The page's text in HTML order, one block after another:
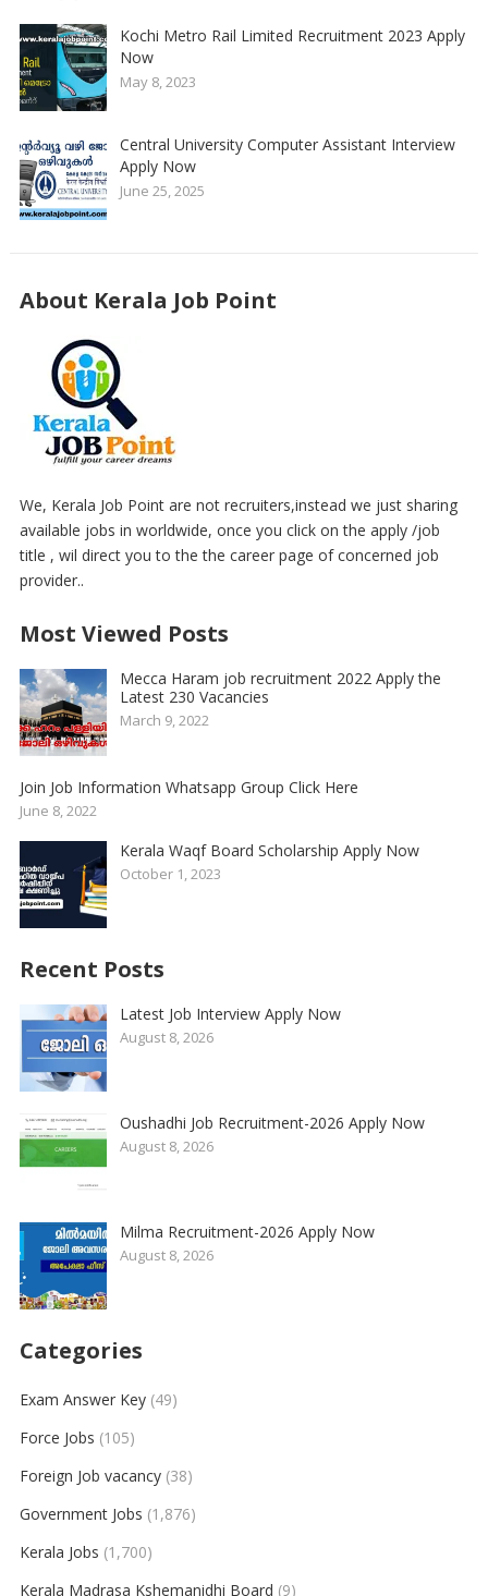
Kochi Metro Rail Limited Recruitment 2023 Apply
Now
May 8, 2023
Central University Computer Assistant Interview
Apply Now
June 25, 2025
About Kerala Job Point
We, Kerala Job Point are not recruiters,instead we just sharing
available jobs in worldwide, once you click on the apply /job
title , wil direct you to the the career page of concerned job
provider..
Most Viewed Posts
Mecca Haram job recruitment 2022 Apply the
Latest 230 Vacancies
March 9, 2022
Join Job Information Whatsapp Group Click Here
June 8, 2022
Kerala Waqf Board Scholarship Apply Now
October 1, 2023
Recent Posts
Latest Job Interview Apply Now
August 8, 2026
Oushadhi Job Recruitment-2026 Apply Now
August 8, 2026
Milma Recruitment-2026 Apply Now
August 8, 2026
Categories
Exam Answer Key(49)
Force Jobs (105)
Foreign Job vacancy(38)
Government Jobs (1,876)
Kerala Jobs (1,700)
Kerala Madrasa Kshemanidhi Board (9)